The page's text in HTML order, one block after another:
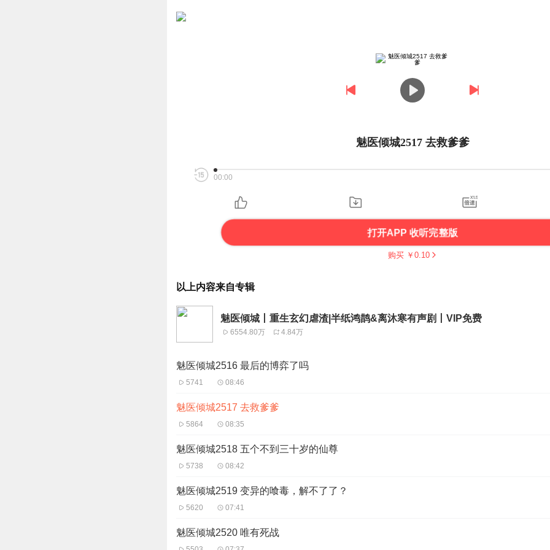
魅医倾城2517 去救爹爹
00:00
打开APP 收听完整版
购买 ￥ 0.10
以上内容来自专辑
魅医倾城丨重生玄幻虐渣|半纸鸿鹊&离沐寒有声剧丨VIP免费
6554.80万 4.84万
魅医倾城2516 最后的博弈了吗
5741 08:46
魅医倾城2517 去救爹爹
5864 08:35
魅医倾城2518 五个不到三十岁的仙尊
5738 08:42
魅医倾城2519 变异的喰毒，解不了了？
5620 07:41
魅医倾城2520 唯有死战